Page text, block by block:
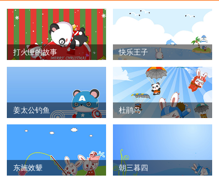
打火匣的故事 快乐王子
姜太公钓鱼 杜鹃鸟
东施效颦 朝三暮四